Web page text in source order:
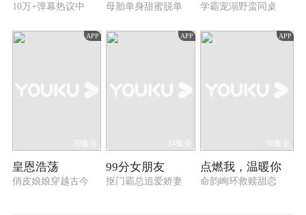
10万+弹幕热议中 母胎单身甜蜜脱单 学霸宠溺野蛮同桌
APP
39集全
皇恩浩荡
俏皮娘娘穿越古今
APP
24集全
99分女朋友
抠门霸总追爱娇妻
APP
36集全
点燃我，温暖你
命韵峋环救赎甜恋